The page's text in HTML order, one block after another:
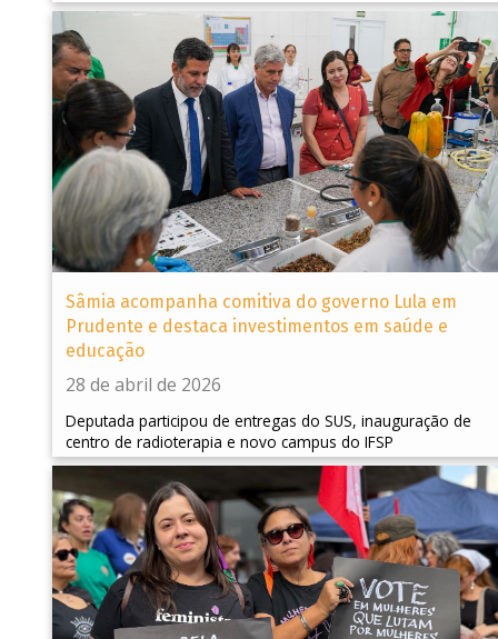
Sâmia acompanha comitiva do governo Lula em
Prudente e destaca investimentos em saúde e
educação
28 de abril de 2026
Deputada participou de entregas do SUS, inauguração de
centro de radioterapia e novo campus do IFSP